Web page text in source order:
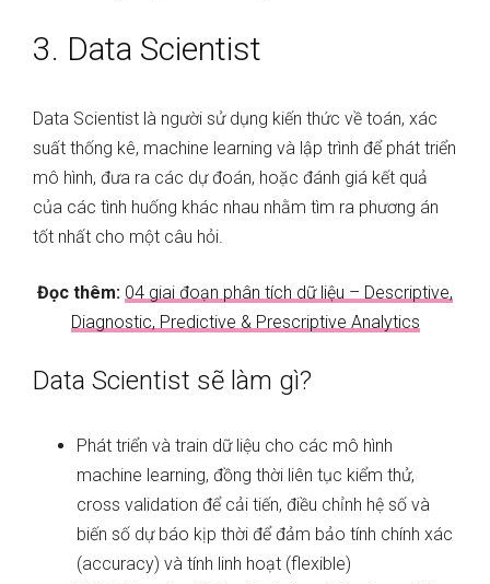
3. Data Scientist
Data Scientist là người sử dụng kiến ​​thức về toán, xác
suất thống kê, machine learning và lập trình để phát triển
mô hình, đưa ra các dự đoán, hoặc đánh giá kết quả
của các tình huống khác nhau nhằm tìm ra phương án
tốt nhất cho một câu hỏi.
Đọc thêm: 04 giai đoạn phân tích dữ liệu – Descriptive,
Diagnostic, Predictive & Prescriptive Analytics
Data Scientist sẽ làm gì?
Phát triển và train dữ liệu cho các mô hình
machine learning, đồng thời liên tục kiểm thử,
cross validation để cải tiến, điều chỉnh hệ số và
biến số dự báo kịp thời để đảm bảo tính chính xác
(accuracy) và tính linh hoạt (flexible)